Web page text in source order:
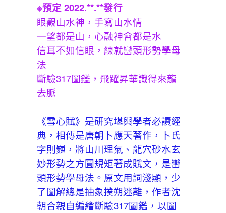
※預定 2022.**.**發行
眼觀山水神，手寫山水情
一望都是山，心融神會都是水
信耳不如信眼，練就巒頭形勢學母
法
斷驗317圖鑑，飛躍昇華識得來龍
去脈
《雪心賦》是研究堪輿學者必讀經
典，相傳是唐朝卜應天著作，卜氏
字則巍，將山川理氣、龍穴砂水玄
妙形勢之方圓規矩著成賦文，是巒
頭形勢學母法。原文用詞淺顯，少
了圖解總是抽象撲朔迷離，作者沈
朝合親自編繪斷驗317圖鑑，以圖